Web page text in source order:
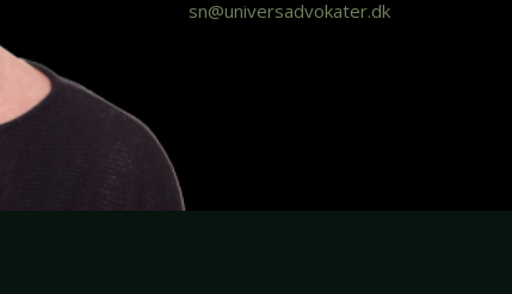
sn@universadvokater.dk